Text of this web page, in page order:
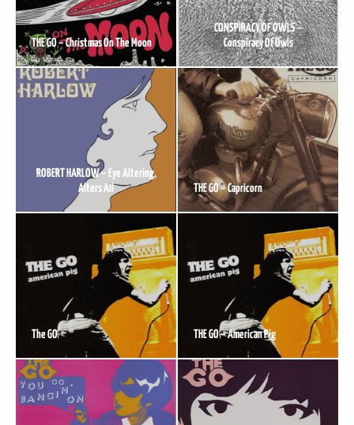
THE GO – Christmas On The Moon
CONSPIRACY OF OWLS –
Conspiracy Of Owls
ROBERT HARLOW – Eye Altering,
Alters All
THE GO – Capricorn
The GO THE GO – American Pig